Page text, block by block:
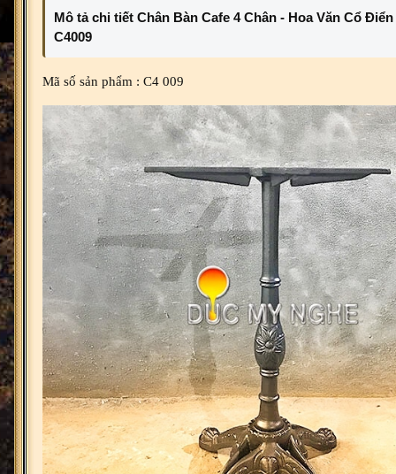
Mô tả chi tiết Chân Bàn Cafe 4 Chân - Hoa Văn Cổ
C4009
Mã số sản phẩm : C4 009